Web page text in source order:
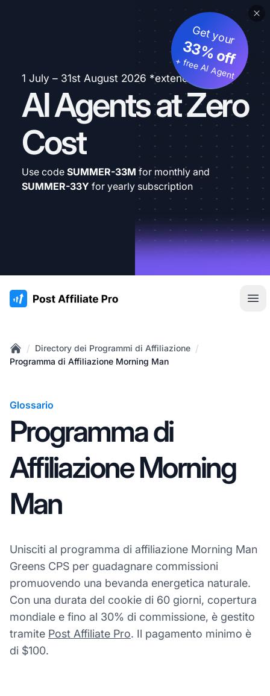
1 July – 31st August 2026 *extended
AI Agents at Zero
Cost
Get your
33% off
+ free AI Agent
Use code SUMMER-33M for monthly and
SUMMER-33Y for yearly subscription
:site.title
Home
/ Directory dei Programmi di Affiliazione /
Programma di Affiliazione Morning Man
Glossario
Programma di
Affiliazione Morning
Man
Unisciti al programma di affiliazione Morning Man
Greens CPS per guadagnare commissioni
promuovendo una bevanda energetica naturale.
Con una durata del cookie di 60 giorni, copertura
mondiale e fino al 30% di commissione, è gestito
tramite Post Affiliate Pro. Il pagamento minimo è
di $100.